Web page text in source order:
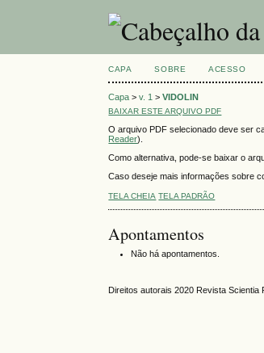
CAPA SOBRE ACESSO
Capa >v. 1 >VIDOLIN
BAIXAR ESTE ARQUIVO PDF
O arquivo PDF selecionado deve ser
Reader).
Como alternativa, pode-se baixar o
Caso deseje mais informações sobre
TELA CHEIA TELA PADRÃO
Apontamentos
Não há apontamentos.
Direitos autorais 2020 Revista Scientia